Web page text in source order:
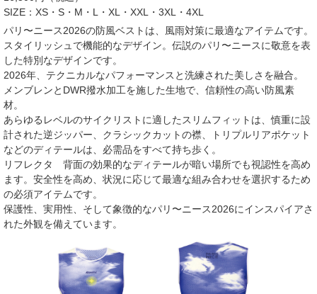
SIZE：XS・S・M・L・XL・XXL・3XL・4XL
パリ〜ニース2026の防風ベストは、風雨対策に最適なアイテムです。
スタイリッシュで機能的なデザイン。伝説のパリ〜ニースに敬意を表
した特別なデザインです。
2026年、テクニカルなパフォーマンスと洗練された美しさを融合。
メンブレンとDWR撥水加工を施した生地で、信頼性の高い防風素
材。
あらゆるレベルのサイクリストに適したスリムフィットは、慎重に設
計された逆ジッパー、クラシックカットの襟、トリプルリアポケット
などのディテールは、必需品をすべて持ち歩く。
リフレクタ 背面の効果的なディテールが暗い場所でも視認性を高め
ます。安全性を高め、状況に応じて最適な組み合わせを選択するため
の必須アイテムです。
保護性、実用性、そして象徴的なパリ〜ニース2026にインスパイアさ
れた外観を備えています。